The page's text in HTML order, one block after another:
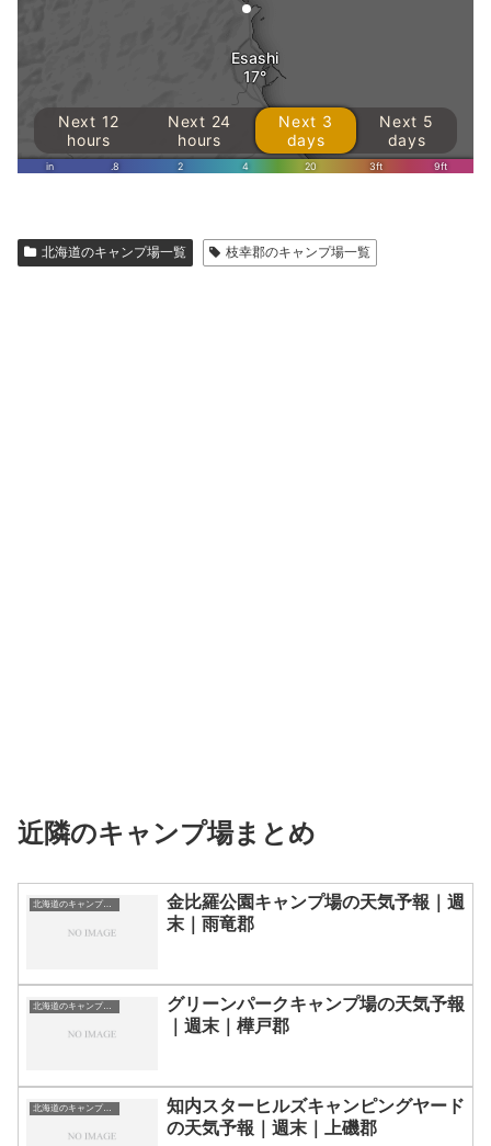
北海道のキャンプ場一覧 枝幸郡のキャンプ場一覧
近隣のキャンプ場まとめ
北海道のキャンプ場一覧
金比羅公園キャンプ場の天気予報｜週
末｜雨竜郡
北海道のキャンプ場一覧
グリーンパークキャンプ場の天気予報
｜週末｜樺戸郡
北海道のキャンプ場一覧
知内スターヒルズキャンピングヤード
の天気予報｜週末｜上磯郡